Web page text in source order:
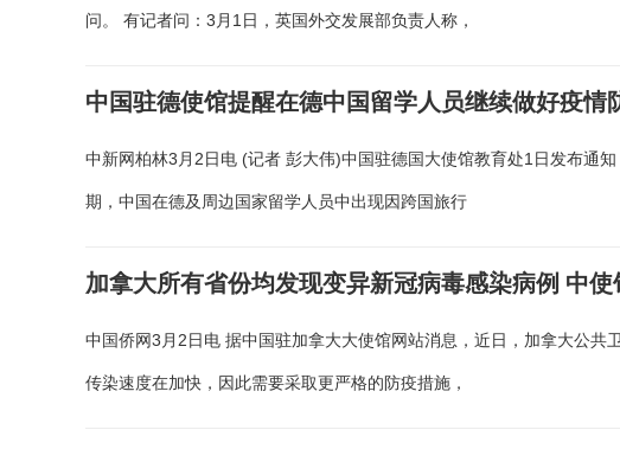
问。 有记者问：3月1日，英国外交发展部负责人称，
中国驻德使馆提醒在德中国留学人员继续做好疫情
中新网柏林3月2日电 (记者 彭大伟)中国驻德国大使馆教育处1日发布通
期，中国在德及周边国家留学人员中出现因跨国旅行
加拿大所有省份均发现变异新冠病毒感染病例 中
中国侨网3月2日电 据中国驻加拿大大使馆网站消息，近日，加拿大公共
传染速度在加快，因此需要采取更严格的防疫措施，